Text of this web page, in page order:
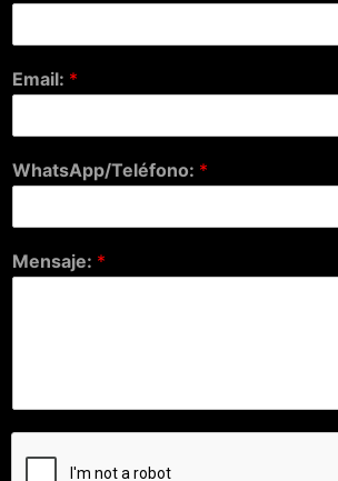
Email: *
WhatsApp/Teléfono: *
Mensaje: *